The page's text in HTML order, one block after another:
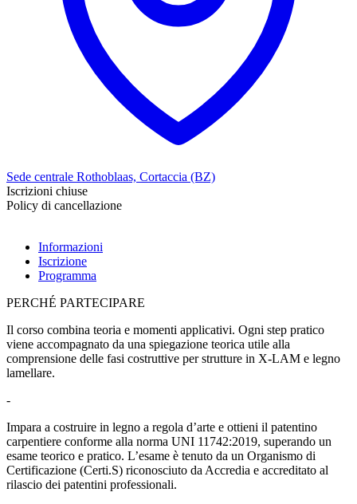
Sede centrale Rothoblaas, Cortaccia (BZ)
Iscrizioni chiuse
Policy di cancellazione
Informazioni
Iscrizione
Programma
PERCHÉ PARTECIPARE
Il corso combina teoria e momenti applicativi. Ogni step pratico
viene accompagnato da una spiegazione teorica utile alla
comprensione delle fasi costruttive per strutture in X-LAM e legno
lamellare.
-
Impara a costruire in legno a regola d’arte e ottieni il patentino
carpentiere conforme alla norma UNI 11742:2019, superando un
esame teorico e pratico. L’esame è tenuto da un Organismo di
Certificazione (Certi.S) riconosciuto da Accredia e accreditato al
rilascio dei patentini professionali.